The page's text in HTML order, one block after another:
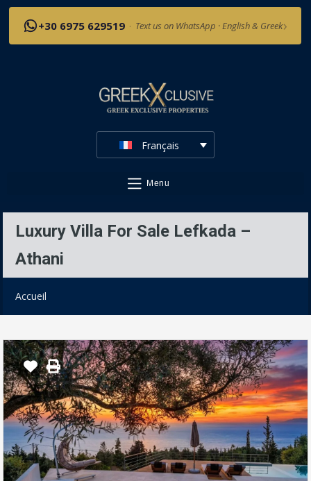
+30 6975 629519 · Text us on WhatsApp · English & Greek›
Français
Menu
Luxury Villa For Sale Lefkada –
Athani
Accueil